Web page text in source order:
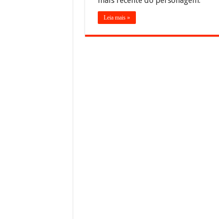
Leia mais »